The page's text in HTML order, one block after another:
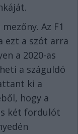
Az F1
ezt a szót arra
a 2020-as
a száguldó
ki a
hogy a
két fordulót